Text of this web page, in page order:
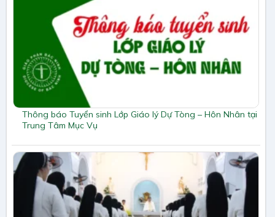
Thông báo Tuyển sinh Lớp Giáo lý Dự Tòng – Hôn Nhân tại
Trung Tâm Mục Vụ